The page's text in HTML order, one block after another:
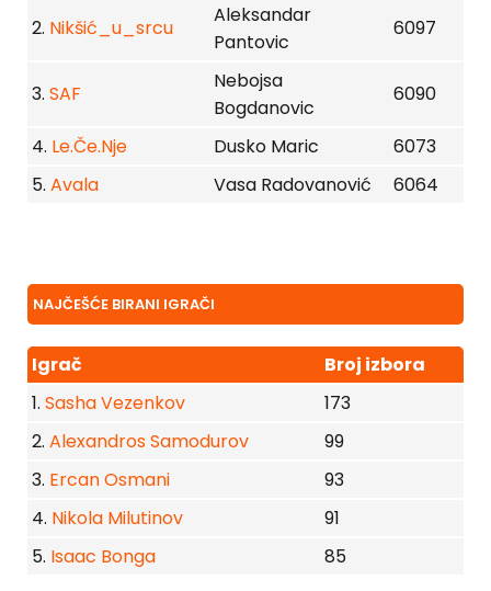
2. Nikšić_u_srcu
Aleksandar
Pantovic
6097
3. SAF
Nebojsa
Bogdanovic
6090
4. Le.Če.Nje Dusko Maric
6073
5. Avala Vasa Radovanović 6064
NAJČEŠĆE BIRANI IGRAČI
Igrač
Broj izbora
1. Sasha Vezenkov
173
2. Alexandros Samodurov
99
3. Ercan Osmani
93
4. Nikola Milutinov
91
5. Isaac Bonga 85